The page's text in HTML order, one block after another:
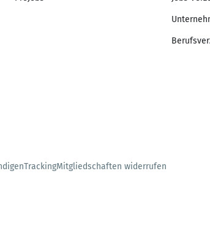
TrackingMitgliedschaften widerrufen